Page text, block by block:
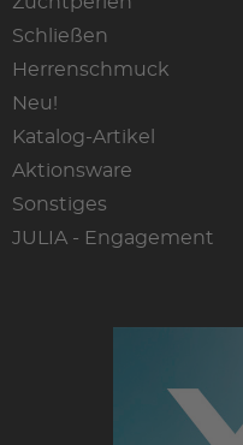
Schließen
Herrenschmuck
Neu!
Katalog-Artikel
Aktionsware
Sonstiges
JULIA - Engagement